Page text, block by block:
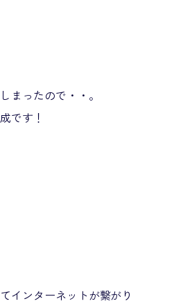
まったので・・。
です！
インターネットが繋がり